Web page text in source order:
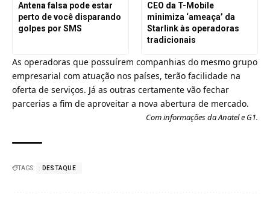
Antena falsa pode estar
perto de você disparando
golpes por SMS
CEO da T-Mobile
minimiza ‘ameaça’ da
Starlink às operadoras
tradicionais
As operadoras que possuírem companhias do mesmo grupo
empresarial com atuação nos países, terão facilidade na
oferta de serviços. Já as outras certamente vão fechar
parcerias a fim de aproveitar a nova abertura de mercado.
Com informações da Anatel e G1.
TAGS: DESTAQUE